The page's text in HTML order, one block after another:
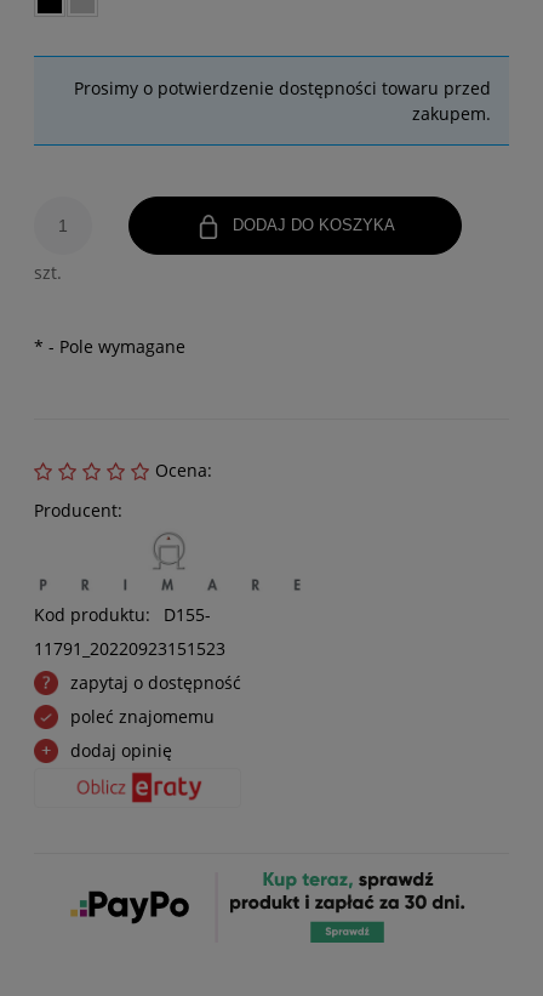
Prosimy o potwierdzenie dostępności towaru przed
zakupem.
szt.
DODAJ DO KOSZYKA
* - Pole wymagane
Ocena:
Producent:
Kod produktu:
D155-
11791_20220923151523
zapytaj o dostępność
poleć znajomemu
dodaj opinię